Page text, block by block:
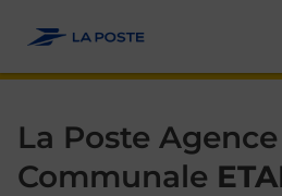
La Poste Agence
Communale